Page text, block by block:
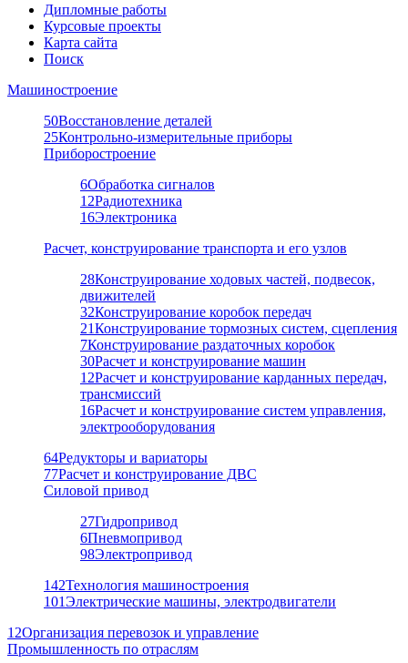
Дипломные работы
Курсовые проекты
Карта сайта
Поиск
Машиностроение
50Восстановление деталей
25Контрольно-измерительные приборы
Приборостроение
6Обработка сигналов
12Радиотехника
16Электроника
Расчет, конструирование транспорта и его узлов
28Конструирование ходовых частей, подвесок,
движителей
32Конструирование коробок передач
21Конструирование тормозных систем, сцепления
7Конструирование раздаточных коробок
30Расчет и конструирование машин
12Расчет и конструирование карданных передач,
трансмиссий
16Расчет и конструирование систем управления,
электрооборудования
64Редукторы и вариаторы
77Расчет и конструирование ДВС
Силовой привод
27Гидропривод
6Пневмопривод
98Электропривод
142Технология машиностроения
101Электрические машины, электродвигатели
12Организация перевозок и управление
Промышленность по отраслям